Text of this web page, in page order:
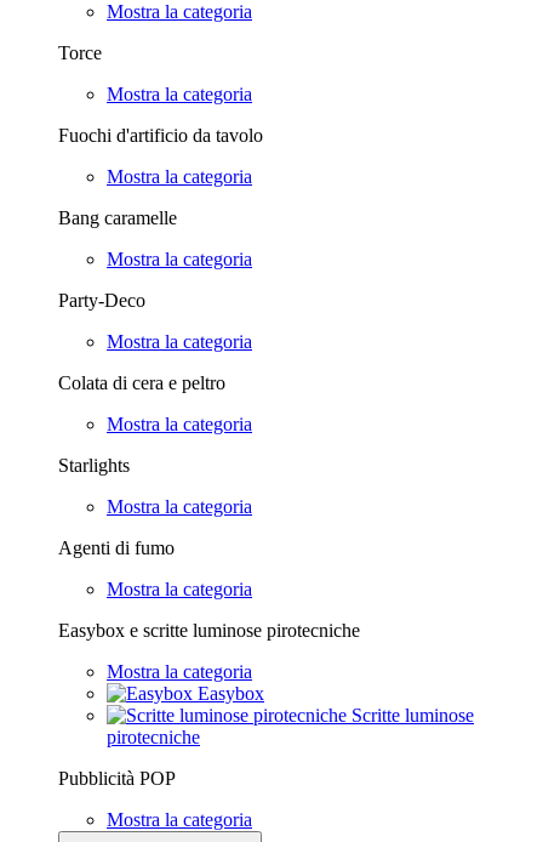
Mostra la categoria
Torce
Mostra la categoria
Fuochi d'artificio da tavolo
Mostra la categoria
Bang caramelle
Mostra la categoria
Party-Deco
Mostra la categoria
Colata di cera e peltro
Mostra la categoria
Starlights
Mostra la categoria
Agenti di fumo
Mostra la categoria
Easybox e scritte luminose pirotecniche
Mostra la categoria
Easybox
Scritte luminose
pirotecniche
Pubblicità POP
Mostra la categoria